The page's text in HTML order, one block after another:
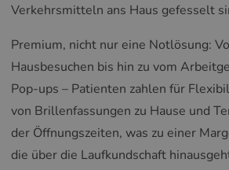
Verkehrsmitteln ans Haus gefesselt
Premium, nicht nur eine Notlösung:
Hausbesuchen bis hin zu vom
Pop-ups – Patienten zahlen für
von Brillenfassungen zu Hause und
der Öffnungszeiten, was zu einer
die über die Laufkundschaft